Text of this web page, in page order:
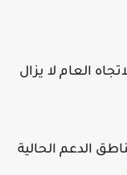
العام لا يزال
الدعم الحالية